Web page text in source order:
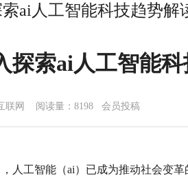
ai人工智能科技趋势解
探索ai人工智能
联网 阅读量：8198 会员投稿
人工智能（ai）已成为推动社会变